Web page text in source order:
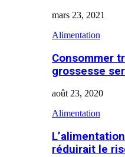
mars 23, 2021
Alimentation
Consommer
grossesse
août 23, 2020
Alimentation
réduirait le